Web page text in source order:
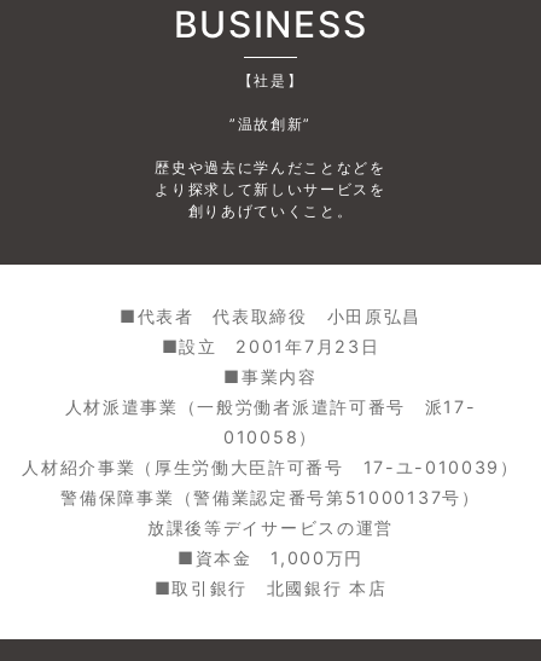
BUSINESS
【社是】
”温故創新”
歴史や過去に学んだことなどを
より探求して新しいサービスを
創りあげていくこと。
■代表者 代表取締役 小田原弘昌
■設立 2001年7月23日
■事業内容
人材派遣事業（一般労働者派遣許可番号 派17-
010058）
人材紹介事業（厚生労働大臣許可番号 17-ユ-010039）
警備保障事業（警備業認定番号第51000137号）
放課後等デイサービスの運営
■資本金 1,000万円
■取引銀行 北國銀行 本店